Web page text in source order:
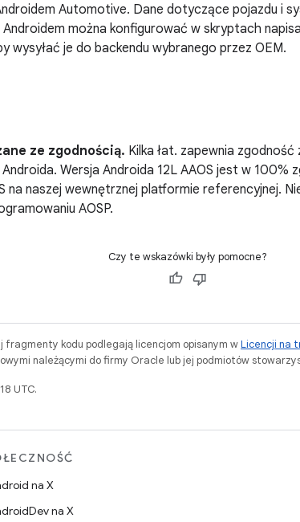
Automotive. Dane dotyczące pojazdu i
można konfigurować w skryptach
wysyłać je do backendu wybranego przez OEM.
ze zgodnością. Kilka łat. zapewnia
Wersja Androida 12L AAOS jest w 100%
na naszej wewnętrznej platformie referencyjnej.
AOSP.
Czy te wskazówki były pomocne?
fragmenty kodu podlegają licencjom opisanym wLicencji na
należącymi do firmy Oracle lub jej podmiotów
UTC.
na X
na X